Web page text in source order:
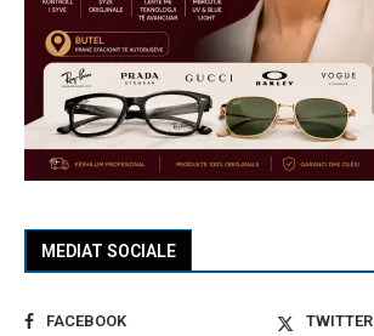
MEDIAT SOCIALE
FACEBOOK
TWITTER